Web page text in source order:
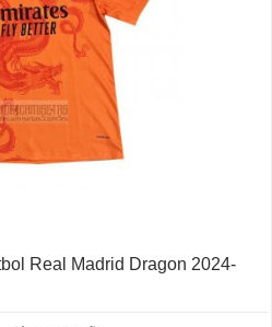
Real Madrid Dragon 2024-